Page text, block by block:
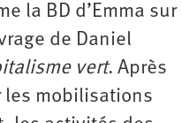
la BD d’Emma sur
de Daniel
vert. Après
les mobilisations